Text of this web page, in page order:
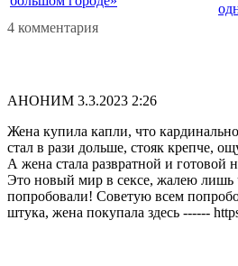
4 комментария
АНОНИМ 3.3.2023 2:26
Жена купила капли, что
стал в рази дольше, стояк крепче,
А жена стала развратной и готовой
Это новый мир в сeкce, жалею лишь
попробовали! Советую всем
штука, жена покупала здесь ------